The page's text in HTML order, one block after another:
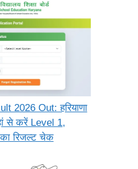
2026 Out: हरियाणा
से करें Level 1,
रिजल्ट चेक